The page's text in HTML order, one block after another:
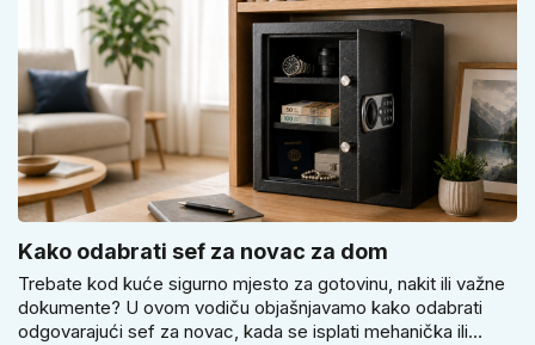
Kako odabrati sef za novac za dom
Trebate kod kuće sigurno mjesto za gotovinu, nakit ili važne
dokumente? U ovom vodiču objašnjavamo kako odabrati
odgovarajući sef za novac, kada se isplati mehanička ili